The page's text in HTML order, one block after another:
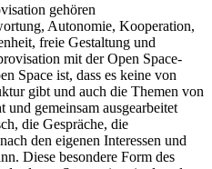
gehören
Autonomie, Kooperation,
freie Gestaltung und
mit der Open Space-
Space ist, dass es keine von
gibt und auch die Themen von
und gemeinsam ausgearbeitet
die Gespräche, die
den eigenen Interessen und
Diese besondere Form des